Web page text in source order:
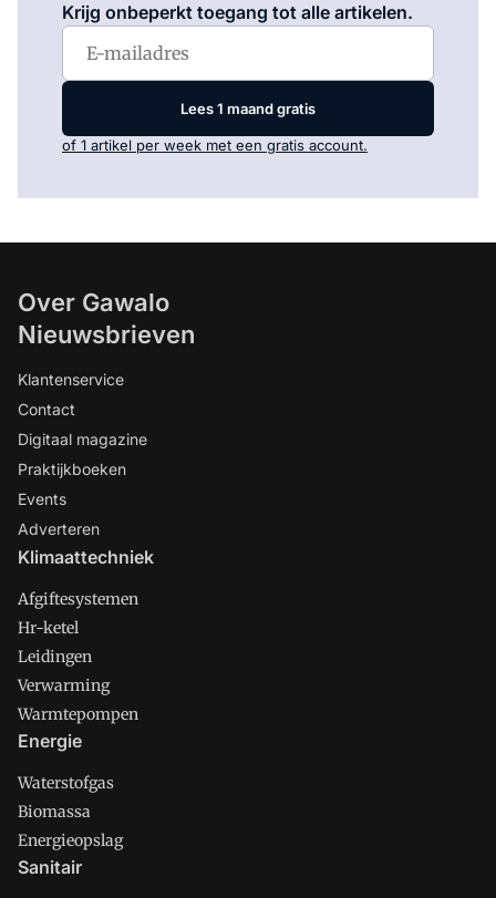
Krijg onbeperkt toegang tot alle artikelen.
Lees 1 maand gratis
of 1 artikel per week met een gratis account.
Over Gawalo
Nieuwsbrieven
Klantenservice
Contact
Digitaal magazine
Praktijkboeken
Events
Adverteren
Klimaattechniek
Afgiftesystemen
Hr-ketel
Leidingen
Verwarming
Warmtepompen
Energie
Waterstofgas
Biomassa
Energieopslag
Sanitair